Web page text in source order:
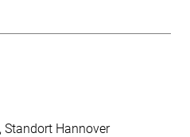
Standort Hannover